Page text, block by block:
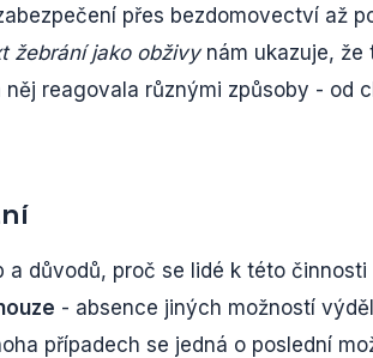
přes bezdomovectví až
žebrání jako obživynám ukazuje, že
reagovala různými způsoby - od
důvodů, proč se lidé k této činnosti
- absence jiných možností
případech se jedná o poslední